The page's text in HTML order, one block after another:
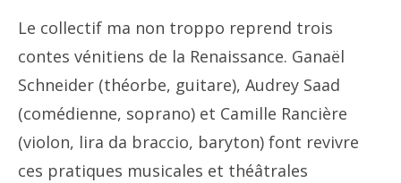
Le collectif ma non troppo reprend trois
contes vénitiens de la Renaissance. Ganaël
Schneider (théorbe, guitare), Audrey Saad
(comédienne, soprano) et Camille Rancière
(violon, lira da braccio, baryton) font revivre
ces pratiques musicales et théâtrales